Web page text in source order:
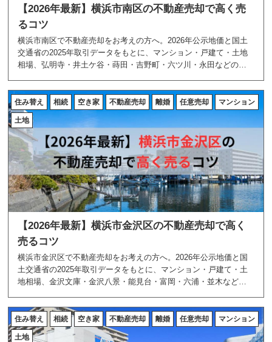
【2026年最新】横浜市南区の不動産売却で高く売
るコツ
横浜市南区で不動産売却をお考えの方へ。2026年公示地価と国土
交通省の2025年取引データをもとに、マンション・戸建て・土地
相場、弘明寺・井土ケ谷・蒔田・吉野町・六ツ川・永田などのエ
します。
住み替え 相続 空き家 不動産売却 離婚 任意売却 マンション
土地
【2026年最新】横浜市金沢区の不動産売却で高く
売るコツ
横浜市金沢区で不動産売却をお考えの方へ。2026年公示地価と国
土交通省の2025年取引データをもとに、マンション・戸建て・土
地相場、金沢文庫・金沢八景・能見台・富岡・六浦・並木などの
説します。
住み替え 相続 空き家 不動産売却 離婚 任意売却 マンション
土地